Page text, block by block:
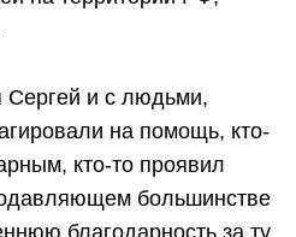
Сергей и с людьми,
на помощь, кто-
кто-то проявил
большинстве